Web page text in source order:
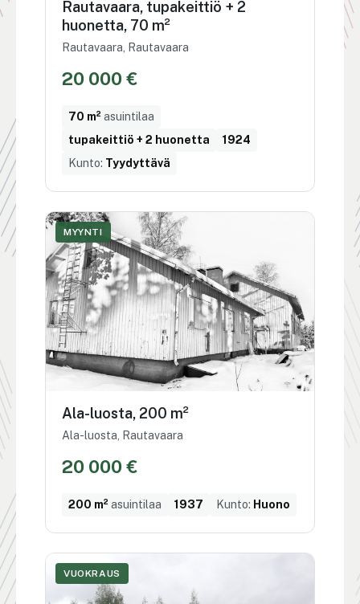
Rautavaara, tupakeittiö + 2
huonetta, 70 m²
Rautavaara, Rautavaara
20 000 €
70 m² asuintilaa
tupakeittiö + 2 huonetta
1924
Kunto: Tyydyttävä
MYYNTI
Ala-luosta, 200 m²
Ala-luosta, Rautavaara
20 000 €
200 m² asuintilaa 1937 Kunto: Huono
VUOKRAUS